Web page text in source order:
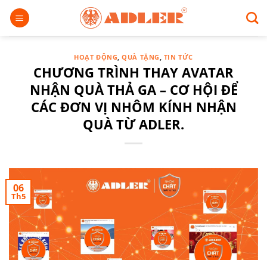
Chuyển
đến
nội
HOẠT ĐỘNG,QUÀ TẶNG, TIN TỨC
CHƯƠNG TRÌNH THAY AVATAR
NHẬN QUÀ THẢ GA – CƠ HỘI ĐỂ
CÁC ĐƠN VỊ NHÔM KÍNH NHẬN
QUÀ TỪ ADLER.
06
Th5